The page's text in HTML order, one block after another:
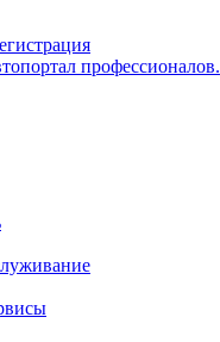
профессионалов.